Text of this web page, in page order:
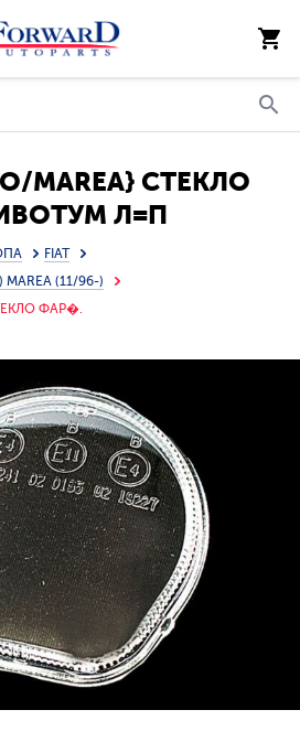
MAREA} СТЕКЛО
Л=П
FIAT
MAREA (11/96-)
ФАР�.